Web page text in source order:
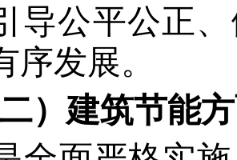
导公平公正
序发展。
二）建筑节能